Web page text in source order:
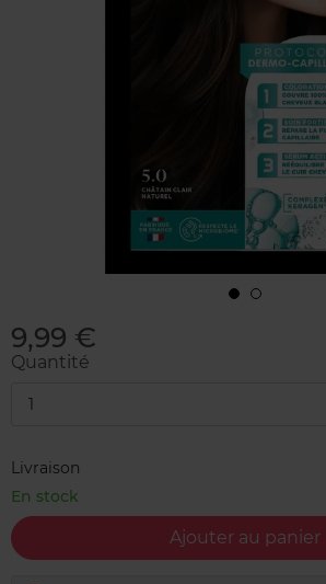
9,99 €
Quantité
1
Livraison
En stock
Ajouter au panier